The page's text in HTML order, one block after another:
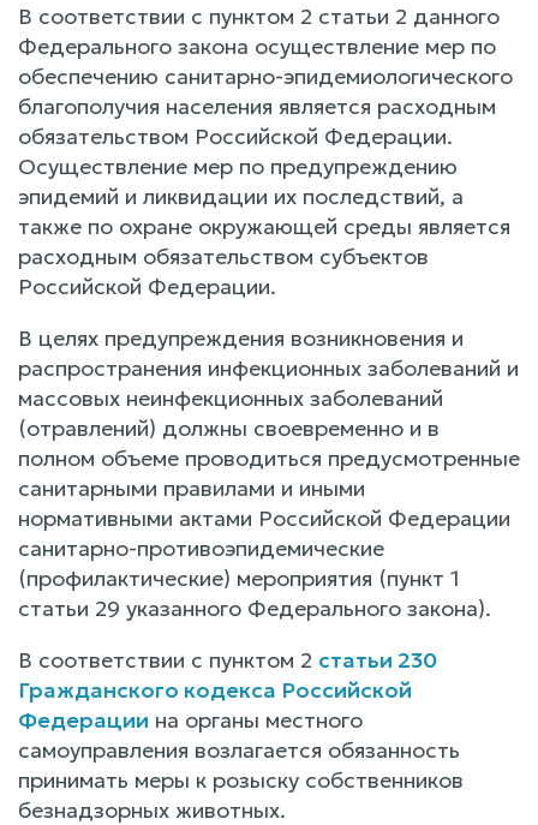
В соответствии с пунктом 2 статьи 2 данного
Федерального закона осуществление мер по
обеспечению санитарно-эпидемиологического
благополучия населения является расходным
обязательством Российской Федерации.
Осуществление мер по предупреждению
эпидемий и ликвидации их последствий, а
также по охране окружающей среды является
расходным обязательством субъектов
Российской Федерации.
В целях предупреждения возникновения и
распространения инфекционных заболеваний и
массовых неинфекционных заболеваний
(отравлений) должны своевременно и в
полном объеме проводиться предусмотренные
санитарными правилами и иными
нормативными актами Российской Федерации
санитарно-противоэпидемические
(профилактические) мероприятия (пункт 1
статьи 29 указанного Федерального закона).
В соответствии с пунктом 2 статьи 230
Гражданского кодекса Российской
Федерации на органы местного
самоуправления возлагается обязанность
принимать меры к розыску собственников
безнадзорных животных.